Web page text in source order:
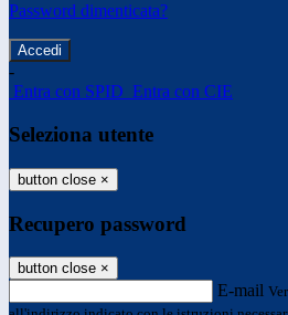
Password dimenticata?
-
Entra con SPID Entra con CIE
Seleziona utente
button close ×
Recupero password
button close ×
E-mail